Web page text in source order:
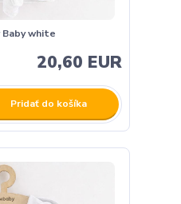
white
20,60 EUR
Pridať do košíka